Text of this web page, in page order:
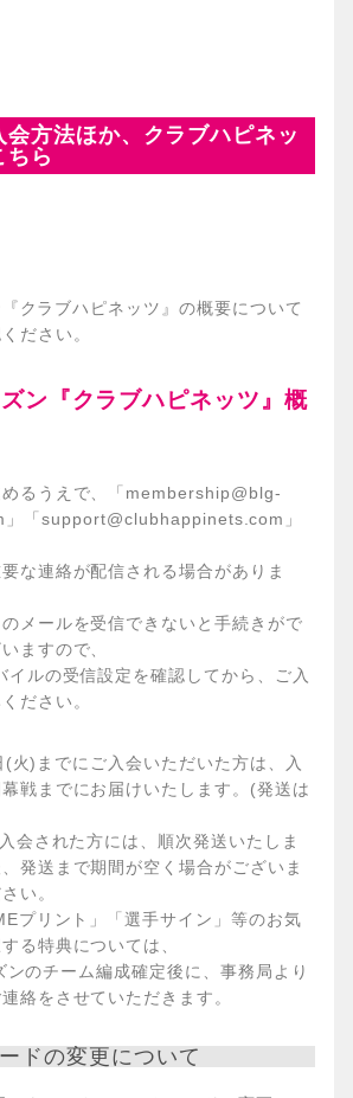
会方法ほか、クラブハピネッ
ちら
クラブハピネッツ』の概要について
ださい。
ン『クラブハピネッツ』概
めるうえで、「membership@blg-
「support@clubhappinets.com」
な連絡が配信される場合がありま
メールを受信できないと手続きがで
ますので、
イルの受信設定を確認してから、ご入
ださい。
)までにご入会いただいた方は、入
戦までにお届けいたします。(発送は
会された方には、順次発送いたしま
発送まで期間が空く場合がございま
い。
プリント」「選手サイン」等のお気
る特典については、
のチーム編成確定後に、事務局より
絡をさせていただきます。
ドの変更について